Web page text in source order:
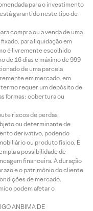
para o investimento
garantido neste tipo de
compra ou a venda de uma
para liquidação em
é livremente escolhido
de 16 dias e máximo de 999
de uma parcela
em mercado, em
requer um depósito de
formas: cobertura ou
riscos de perdas
ou determinante de
derivativo, podendo
ou produto físico. É
a possibilidade de
financeira. A duração
e o patrimônio do cliente
de mercado,
podem afetar o
ANBIMA DE